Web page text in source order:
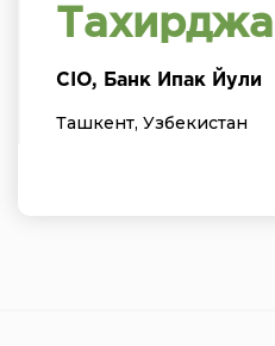
CIO, Банк Ипак Йули
Ташкент, Узбекистан